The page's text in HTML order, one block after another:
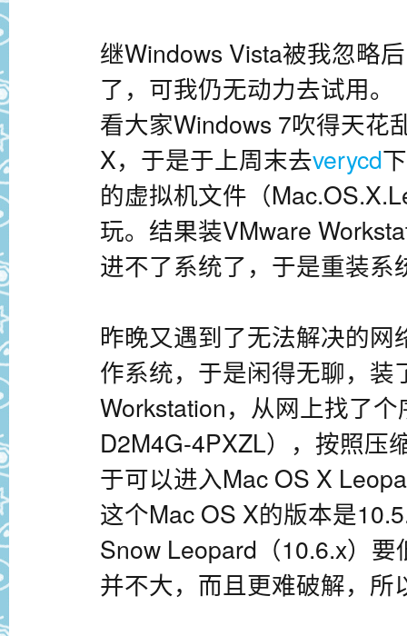
继Windows Vista被我忽略
了，可我仍无动力去试用。
看大家Windows 7吹得天花
X，于是于上周末去verycd
的虚拟机文件（
玩。结果装VMware
进不了系统了，于是重装系
昨晚又遇到了无法解决的
作系统，于是闲得无聊，
Workstation，从网上找了
D2M4G-4PXZL），按照压
于可以进入Mac OS X
这个Mac OS X的版本是
Snow Leopard（10.6.x）
并不大，而且更难破解，所